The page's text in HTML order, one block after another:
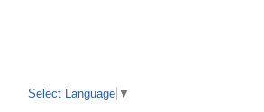
Select Language ▼